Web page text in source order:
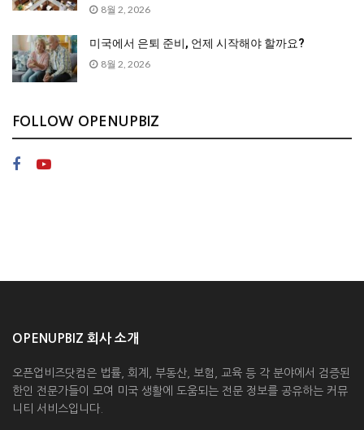
8월 2, 2026
미국에서 은퇴 준비, 언제 시작해야 할까요?
8월 2, 2026
FOLLOW OPENUPBIZ
OPENUPBIZ 회사 소개
오픈업비즈닷컴은 법률, 회계, 부동산, 보험, 교육 등 각 분야에서 검증된
한인 전문가들이 모여 미국 생활에 도움되는 전문 정보를 공유하는 커뮤
니티 서비스입니다.